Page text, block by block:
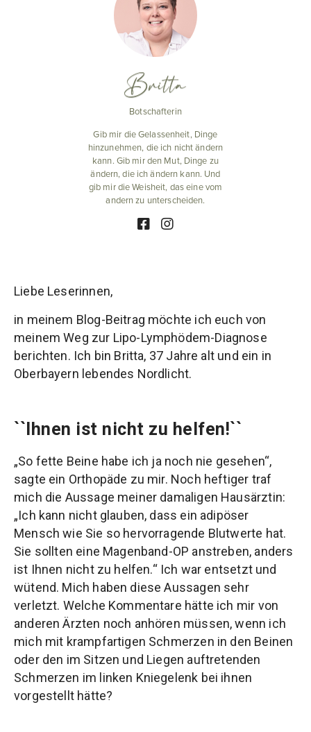
Britta
Botschafterin
Gib mir die Gelassenheit, Dinge
hinzunehmen, die ich nicht ändern
kann. Gib mir den Mut, Dinge zu
ändern, die ich ändern kann. Und
gib mir die Weisheit, das eine vom
andern zu unterscheiden.
Liebe Leserinnen,
in meinem Blog-Beitrag möchte ich euch von
meinem Weg zur Lipo-Lymphödem-Diagnose
berichten. Ich bin Britta, 37 Jahre alt und ein in
Oberbayern lebendes Nordlicht.
``Ihnen ist nicht zu helfen!``
„So fette Beine habe ich ja noch nie gesehen“,
sagte ein Orthopäde zu mir. Noch heftiger traf
mich die Aussage meiner damaligen Hausärztin:
„Ich kann nicht glauben, dass ein adipöser
Mensch wie Sie so hervorragende Blutwerte hat.
Sie sollten eine Magenband-OP anstreben, anders
ist Ihnen nicht zu helfen.“ Ich war entsetzt und
wütend. Mich haben diese Aussagen sehr
verletzt. Welche Kommentare hätte ich mir von
anderen Ärzten noch anhören müssen, wenn ich
mich mit krampfartigen Schmerzen in den Beinen
oder den im Sitzen und Liegen auftretenden
Schmerzen im linken Kniegelenk bei ihnen
vorgestellt hätte?